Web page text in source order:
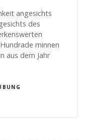
angesichts
des
minnen
aus dem Jahr